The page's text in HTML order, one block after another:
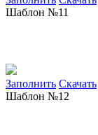
Шаблон №11
Заполнить Скачать
Шаблон №12